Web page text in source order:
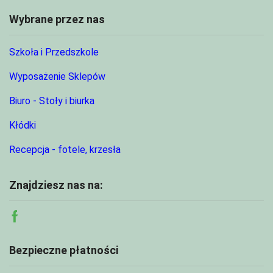
Wybrane przez nas
Szkoła i Przedszkole
Wyposażenie Sklepów
Biuro - Stoły i biurka
Kłódki
Recepcja - fotele, krzesła
Znajdziesz nas na:
Facebook
Bezpieczne płatności